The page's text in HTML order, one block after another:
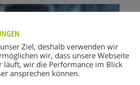
Ziel, deshalb verwenden wir
wir, dass unsere Webseite
läuft, wir die Performance im Blick
ansprechen können.